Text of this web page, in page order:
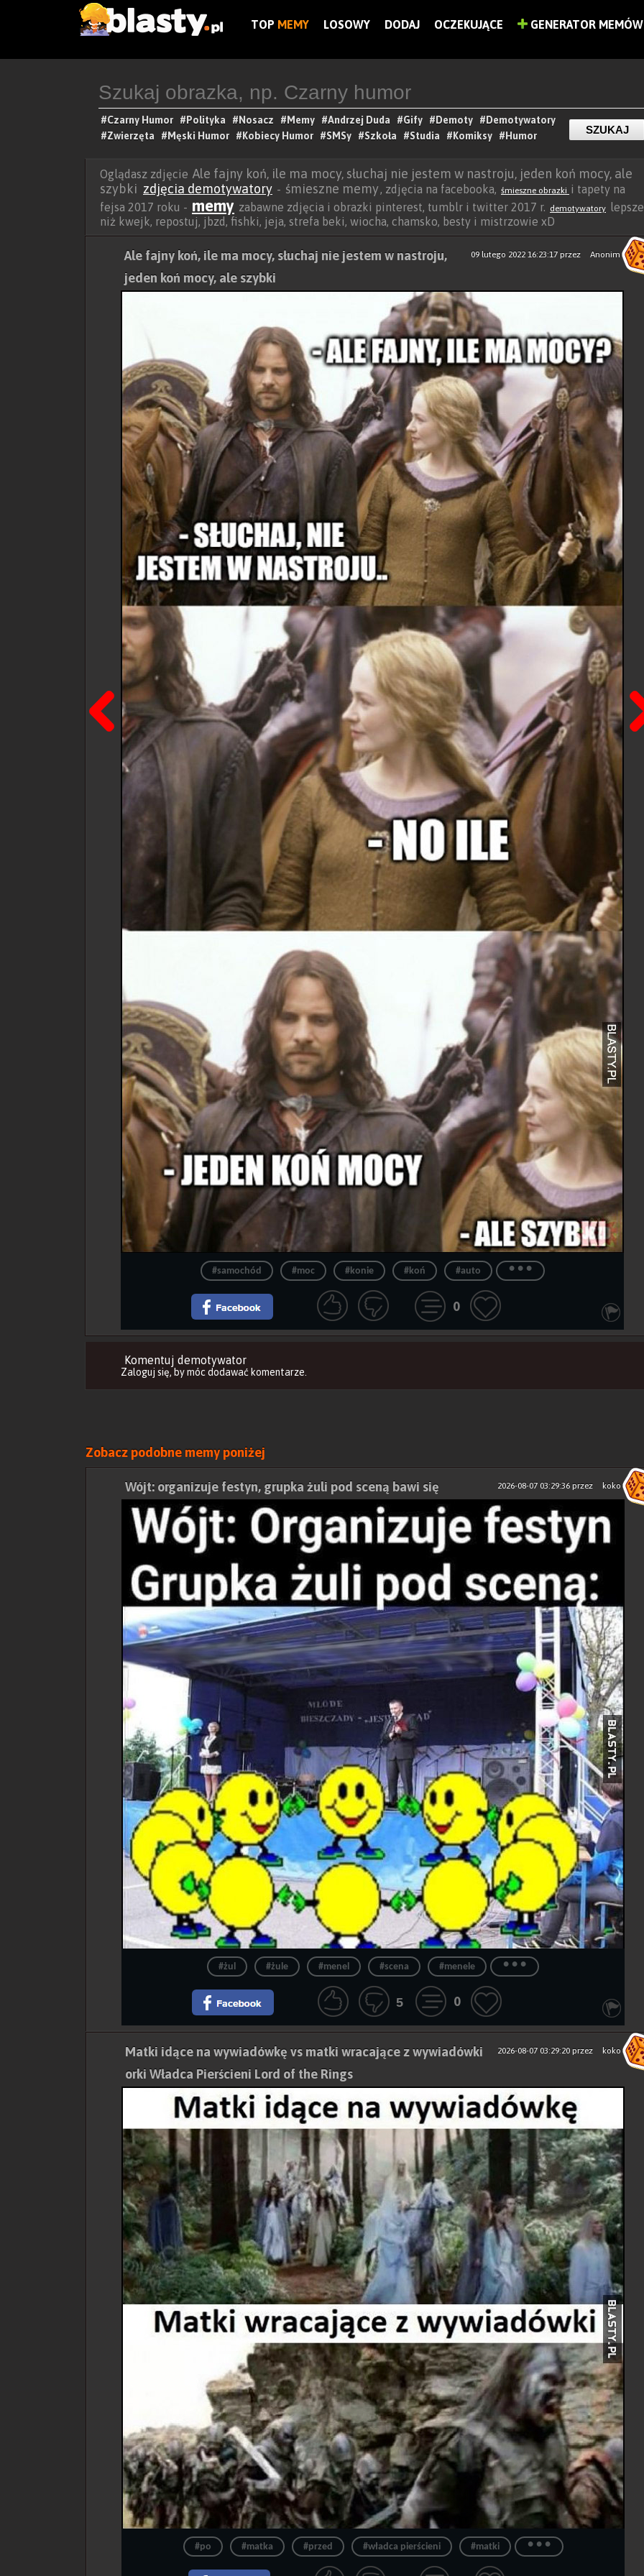
TOP MEMY LOSOWY DODAJ OCZEKUJĄCE GENERATOR MEMÓW
#Czarny Humor #Polityka #Nosacz #Memy #Andrzej Duda #Gify #Demoty
#Demotywatory
#Zwierzęta
#Męski Humor #Kobiecy Humor #SMSy #Szkoła #Studia #Komiksy #Humor
Oglądasz zdjęcie Ale fajny koń, ile ma mocy, słuchaj nie jestem w nastroju, jeden koń mocy, ale
szybki zdjęcia demotywatory - śmieszne memy, zdjęcia na facebooka, śmieszne obrazki i tapety na
fejsa 2017 roku - memy zabawne zdjęcia i obrazki pinterest, tumblr i twitter 2017 r. demotywatory
lepsze
niż kwejk, repostuj, jbzd, fishki, jeja, strefa beki, wiocha, chamsko, besty i mistrzowie xD
09 lutego 2022 16:23:17przez Anonim
Ale fajny koń, ile ma mocy, słuchaj nie jestem w nastroju,
jeden koń mocy, ale szybki
Poprzedni
#samochód #moc #konie #koń #auto ...
0
Komentuj demotywator
Zaloguj się, by móc dodawać komentarze.
Zobacz podobne memy poniżej
2026-08-07 03:29:36przez koko
Wójt: organizuje festyn, grupka żuli pod sceną bawi się
#żul #żule #menel #scena #menele ...
5 0
2026-08-07 03:29:20przez koko
Matki idące na wywiadówkę vs matki wracające z wywiadówki
orki Władca Pierścieni Lord of the Rings
#po #matka #przed #władca pierścieni #matki ...